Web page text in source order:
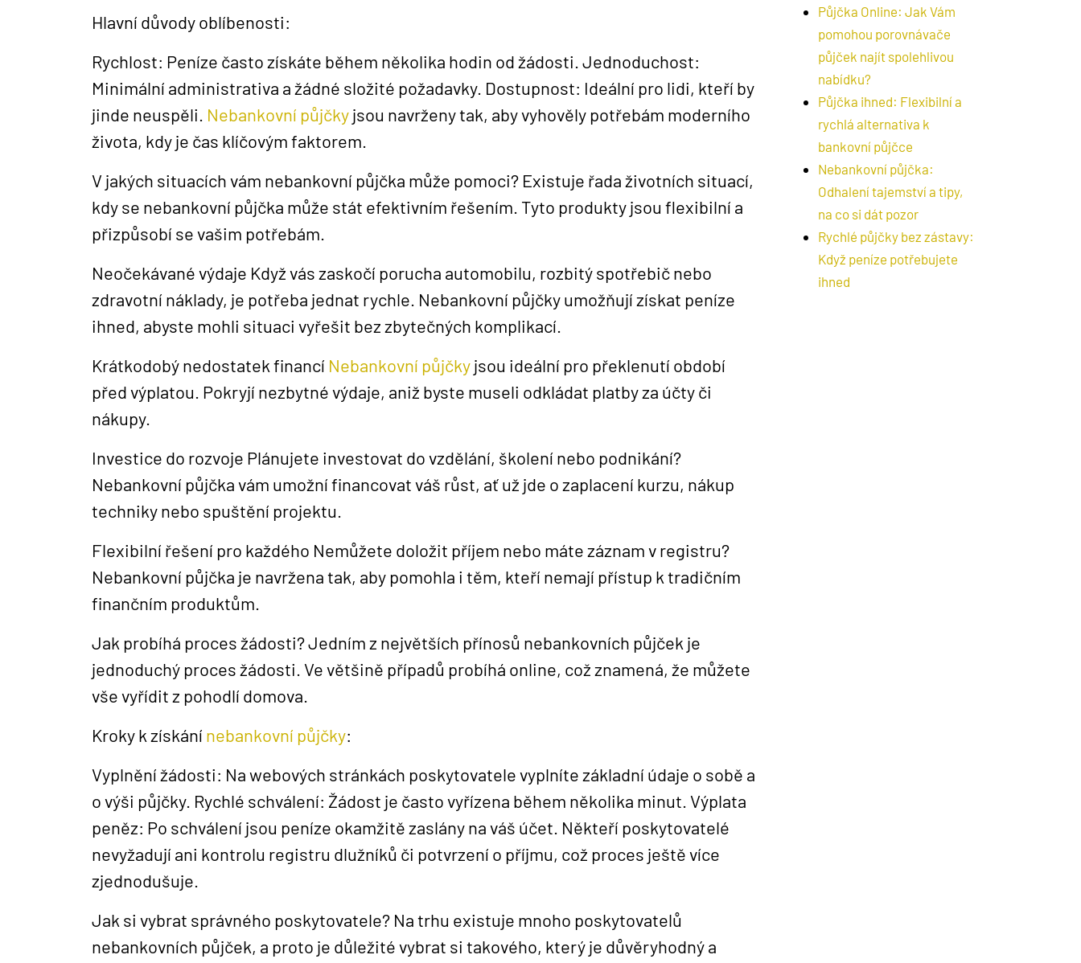
Hlavní důvody oblíbenosti:
Rychlost: Peníze často získáte během několika hodin od žádosti. Jednoduchost:
Minimální administrativa a žádné složité požadavky. Dostupnost: Ideální pro lidi, kteří by
jinde neuspěli. Nebankovní půjčkyjsou navrženy tak, aby vyhověly potřebám moderního
života, kdy je čas klíčovým faktorem.
V jakých situacích vám nebankovní půjčka může pomoci? Existuje řada životních situací,
kdy se nebankovní půjčka může stát efektivním řešením. Tyto produkty jsou flexibilní a
přizpůsobí se vašim potřebám.
Neočekávané výdaje Když vás zaskočí porucha automobilu, rozbitý spotřebič nebo
zdravotní náklady, je potřeba jednat rychle. Nebankovní půjčky umožňují získat peníze
ihned, abyste mohli situaci vyřešit bez zbytečných komplikací.
Krátkodobý nedostatek financí Nebankovní půjčkyjsou ideální pro překlenutí období
před výplatou. Pokryjí nezbytné výdaje, aniž byste museli odkládat platby za účty či
nákupy.
Investice do rozvoje Plánujete investovat do vzdělání, školení nebo podnikání?
Nebankovní půjčka vám umožní financovat váš růst, ať už jde o zaplacení kurzu, nákup
techniky nebo spuštění projektu.
Flexibilní řešení pro každého Nemůžete doložit příjem nebo máte záznam v registru?
Nebankovní půjčka je navržena tak, aby pomohla i těm, kteří nemají přístup k tradičním
finančním produktům.
Jak probíhá proces žádosti? Jedním z největších přínosů nebankovních půjček je
jednoduchý proces žádosti. Ve většině případů probíhá online, což znamená, že můžete
vše vyřídit z pohodlí domova.
Kroky k získání nebankovní půjčky:
Vyplnění žádosti: Na webových stránkách poskytovatele vyplníte základní údaje o sobě a
o výši půjčky. Rychlé schválení: Žádost je často vyřízena během několika minut. Výplata
peněz: Po schválení jsou peníze okamžitě zaslány na váš účet. Někteří poskytovatelé
nevyžadují ani kontrolu registru dlužníků či potvrzení o příjmu, což proces ještě více
zjednodušuje.
Jak si vybrat správného poskytovatele? Na trhu existuje mnoho poskytovatelů
nebankovních půjček, a proto je důležité vybrat si takového, který je důvěryhodný a
Půjčka Online: Jak Vám
pomohou porovnávače
půjček najít spolehlivou
nabídku?
Půjčka ihned: Flexibilní a
rychlá alternativa k
bankovní půjčce
Nebankovní půjčka:
Odhalení tajemství a tipy,
na co si dát pozor
Rychlé půjčky bez zástavy:
Když peníze potřebujete
ihned